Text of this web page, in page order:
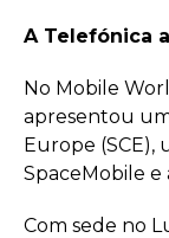
A Telefónica
No Mobile
apresentou
Europe (SCE),
SpaceMobile e
Com sede no